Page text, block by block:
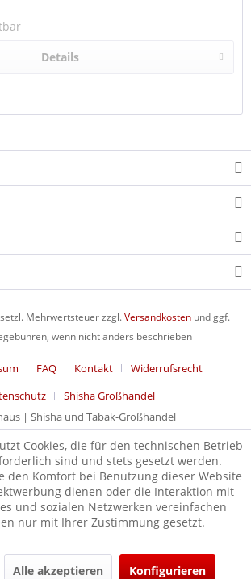
Details
Mehrwertsteuer zzgl.Versandkosten und ggf.
wenn nicht anders beschrieben
FAQ Kontakt
Widerrufsrecht
Shisha Großhandel
| Shisha und Tabak-Großhandel
Cookies, die für den technischen Betrieb
sind und stets gesetzt werden.
den Komfort bei Benutzung dieser Website
dienen oder die Interaktion mit
und sozialen Netzwerken vereinfachen
nur mit Ihrer Zustimmung gesetzt.
Alle akzeptieren Konfigurieren